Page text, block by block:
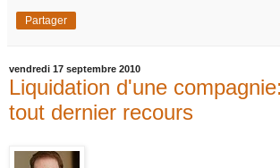
Partager
vendredi 17 septembre 2010
Liquidation d'une
tout dernier recours